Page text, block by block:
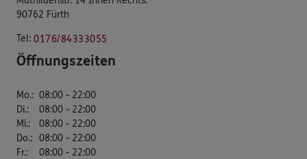
90762 Fürth
Tel: 0176/84333055
Öffnungszeiten
Mo.: 08:00 - 22:00
Di.:
08:00 - 22:00
Mi.:
08:00 - 22:00
Do.: 08:00 - 22:00
Fr.:
08:00 - 22:00